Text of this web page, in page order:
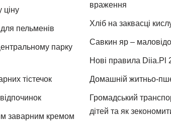
ціну
пельменів
парку
тістечок
заварним кремом
враження
Хліб на заквасці
Савкин яр –
Нові правила Diia.Pl
Домашній житньо-
Громадський
дітей та як